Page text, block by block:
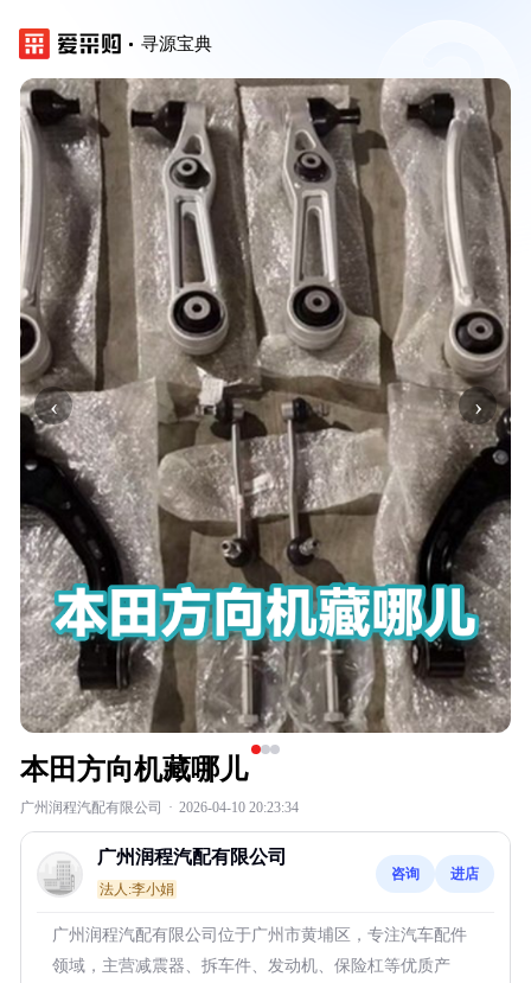
寻源宝典
‹ ›
本田方向机藏哪儿
广州润程汽配有限公司 · 2026-04-10 20:23:34
广州润程汽配有限公司
法人:李小娟
咨询 进店
广州润程汽配有限公司位于广州市黄埔区，专注汽车配件
领域，主营减震器、拆车件、发动机、保险杠等优质产